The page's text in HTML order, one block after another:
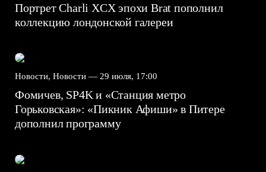
Портрет Charli XCX эпохи Brat пополнил
коллекцию лондонской галереи
Новости, Новости — 29 июля, 17:00
Фомичев, SP4K и «Станция метро
Горьковская»: «Пикник Афиши» в Питере
дополнил программу